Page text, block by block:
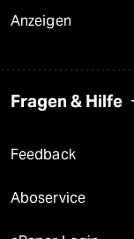
Anzeigen
Fragen & Hilfe
Feedback
Aboservice